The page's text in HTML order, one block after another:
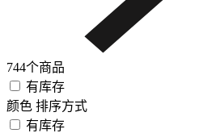
744个商品
有库存
颜色 排序方式
有库存